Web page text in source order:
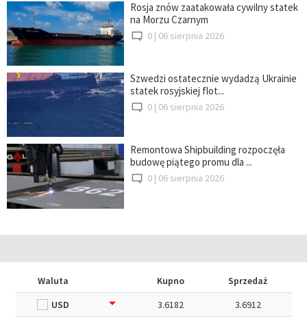
Rosja znów zaatakowała cywilny statek
na Morzu Czarnym
0 | 06 sierpnia 2026
Szwedzi ostatecznie wydadzą Ukrainie
statek rosyjskiej flot...
0 | 06 sierpnia 2026
Remontowa Shipbuilding rozpoczęła
budowę piątego promu dla ...
0 | 06 sierpnia 2026
Waluta Kupno
Sprzedaż
USD
3.6182
3.6912